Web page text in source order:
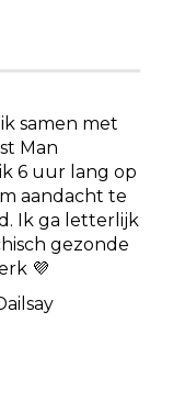
samen met
Man
6 uur lang op
aandacht te
Ik ga letterlijk
gezonde
💜